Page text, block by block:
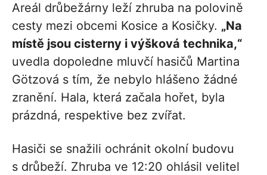
Areál drůbežárny leží zhruba na polovině
cesty mezi obcemi Kosice a Kosičky. „Na
místě jsou cisterny i výšková technika,“
uvedla dopoledne mluvčí hasičů Martina
Götzová s tím, že nebylo hlášeno žádné
zranění. Hala, která začala hořet, byla
prázdná, respektive bez zvířat.
Hasiči se snažili ochránit okolní budovu
s drůbeží. Zhruba ve 12:20 ohlásil velitel